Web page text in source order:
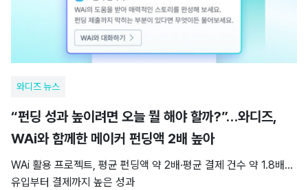
와디즈 뉴스
“펀딩 성과 높이려면 오늘 뭘 해야 할까?”…와디즈,
WAi와 함께한 메이커 펀딩액 2배 높아
WAi 활용 프로젝트, 평균 펀딩액 약 2배·평균 결제 건수 약 1.8배…
유입부터 결제까지 높은 성과